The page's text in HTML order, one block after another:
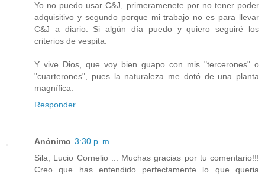
Yo no puedo usar C&J, primeramenete por no tener poder
adquisitivo y segundo porque mi trabajo no es para llevar
C&J a diario. Si algún día puedo y quiero seguiré los
criterios de vespita.
Y vive Dios, que voy bien guapo con mis "tercerones" o
"cuarterones", pues la naturaleza me dotó de una planta
magnífica.
Responder
Anónimo 3:30 p. m.
Sila, Lucio Cornelio ... Muchas gracias por tu comentario!!!
Creo que has entendido perfectamente lo que queria